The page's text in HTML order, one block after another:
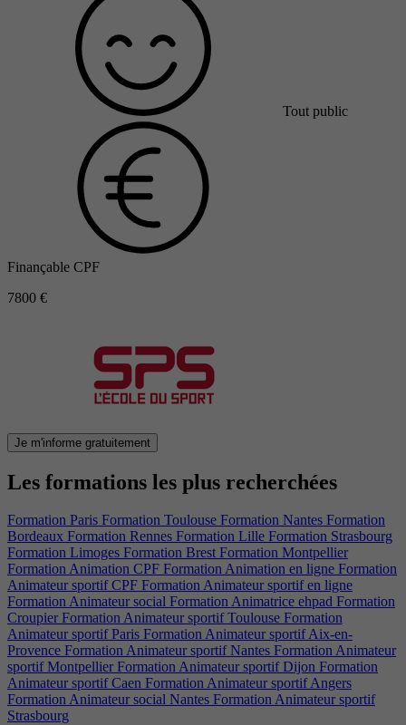
Tout public
Finançable CPF
7800 €
Je m'informe gratuitement
Les formations les plus recherchées
Formation Paris Formation Toulouse Formation Nantes Formation
Bordeaux Formation Rennes Formation Lille Formation Strasbourg
Formation Limoges Formation Brest Formation Montpellier
Formation Animation CPF Formation Animation en ligne Formation
Animateur sportif CPF Formation Animateur sportif en ligne
Formation Animateur social Formation Animatrice ehpad Formation
Croupier Formation Animateur sportif Toulouse Formation
Animateur sportif Paris Formation Animateur sportif Aix-en-
Provence Formation Animateur sportif Nantes Formation Animateur
sportif Montpellier Formation Animateur sportif Dijon Formation
Animateur sportif Caen Formation Animateur sportif Angers
Formation Animateur social Nantes Formation Animateur sportif
Strasbourg